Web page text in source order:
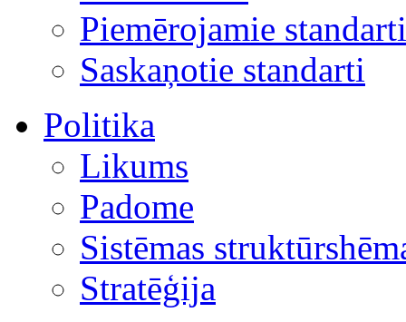
Piemērojamie standarti
Saskaņotie standarti
Politika
Likums
Padome
Sistēmas
Stratēģija